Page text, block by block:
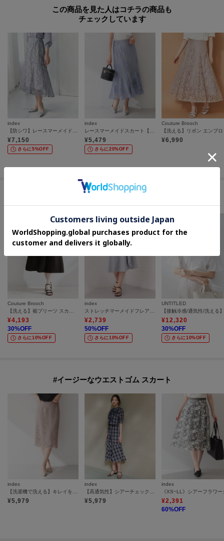
この商品を見た人はコチラの商品も
チェックしています
index
¥7,150
さらに5%OFF
index
¥5,479
さらに20%OFF
Couture Brooch
¥6,990
Couture Brooch
【洗える】裾プリーツ スカート
¥4,193
30%OFF
さらに10%OFF
index
ストレッチマーメイドフレアスカート【防シワ／洗濯機OK】
¥2,739
50%OFF
さらに10%OFF
UNTITLED
¥12,320
30%OFF
さらに10%OFF
#イージーなウエストゴム スカート
index
¥5,979
index
¥5,979
index
¥2,391
60%OFF